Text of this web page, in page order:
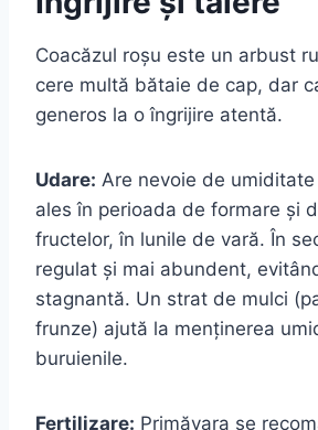
Coacăzul roșu este un arbust
cere multă bătaie de cap, dar
generos la o îngrijire atentă.
Udare: Are nevoie de
ales în perioada de formare și
fructelor, în lunile de vară. În
regulat și mai abundent,
stagnantă. Un strat de mulci
frunze) ajută la menținerea
buruienile.
Fertilizare: Primăvara se